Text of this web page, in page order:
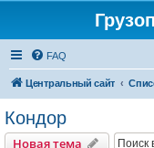
FAQ
Центральный сайт
Кондор
Новая тема